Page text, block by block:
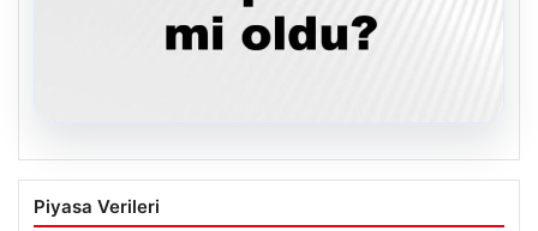
05.08.2026
05 Ağustos 2026 Türkiye’de Son
Depremler ve AFAD Güncellemeleri
Piyasa Verileri